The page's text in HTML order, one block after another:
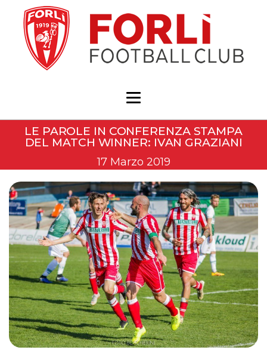
LE PAROLE IN CONFERENZA STAMPA
DEL MATCH WINNER: IVAN GRAZIANI
17 Marzo 2019